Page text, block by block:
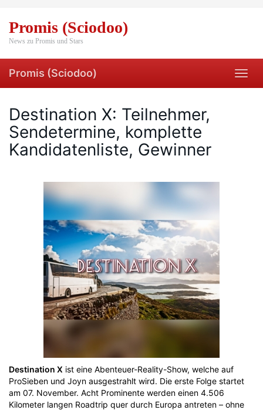
main
content
Promis (Sciodoo)
News zu Promis und Stars
Promis (Sciodoo)
Destination X: Teilnehmer,
Sendetermine, komplette
Kandidatenliste, Gewinner
Destination X ist eine Abenteuer-Reality-Show, welche auf
ProSieben und Joyn ausgestrahlt wird. Die erste Folge startet
am 07. November. Acht Prominente werden einen 4.506
Kilometer langen Roadtrip quer durch Europa antreten – ohne